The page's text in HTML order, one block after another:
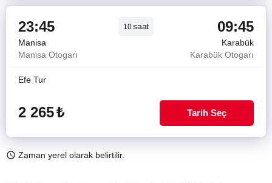
23:45 10saat 09:45
Manisa
Karabük
Manisa Otogarı
Karabük Otogarı
Efe Tur
2 265₺ Tarih Seç
Zaman yerel olarak belirtilir.